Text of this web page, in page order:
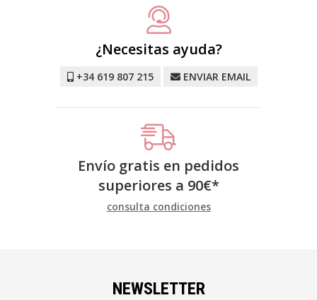
¿Necesitas ayuda?
+34 619 807 215 ENVIAR EMAIL
Envío gratis en pedidos
superiores a 90€*
consulta condiciones
NEWSLETTER